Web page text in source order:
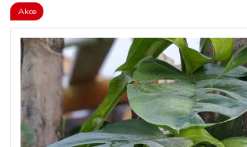
Akce